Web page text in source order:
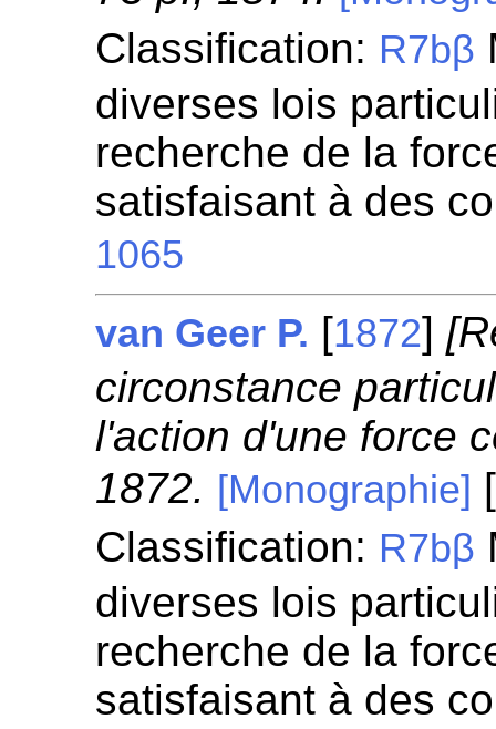
Classification: R7bβ
diverses lois
recherche de la
satisfaisant à des
1065
van Geer P. [1872]
circonstance
l'action d'une force
1872. [Monographie]
Classification: R7bβ
diverses lois
recherche de la
satisfaisant à des